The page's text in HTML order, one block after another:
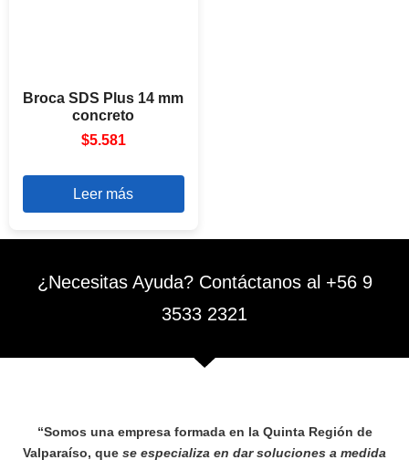
Broca SDS Plus 14 mm
concreto
$5.581
Leer más
¿Necesitas Ayuda? Contáctanos al +56 9
3533 2321
“Somos una empresa formada en la Quinta Región de
Valparaíso, que se especializa en dar soluciones a medida